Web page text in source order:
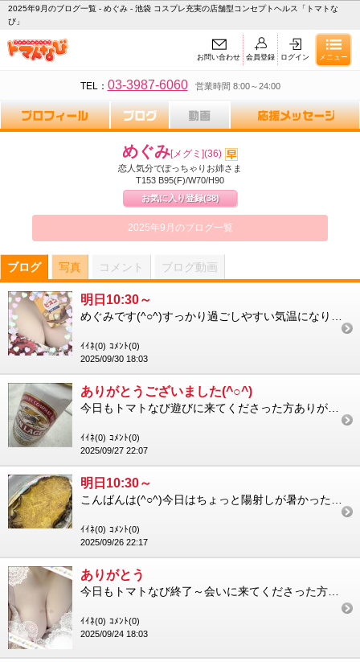
2025年9月のブログ一覧 - めぐみ - 池袋 コスプレ充実の店舗型コンセプトヘルス「トマトな
び」
お問い合わせ 会員登録 ログイン メニュー
TEL： 03-3987-6060 営業時間 8:00～24:00
めぐみ[メグミ](36)
恋人気分でぽっちゃりお姉さま
T153 B95(F)/W70/H90
お気に入り登録(38)
2025年9月のブログ一覧
ブログ 写真 コメント ブログ動画
明日10:30～
ｲｲﾈ(0) ｺﾒﾝﾄ(0)
2025/09/30 18:03
ありがとうございました(^○^)
ｲｲﾈ(0) ｺﾒﾝﾄ(0)
2025/09/27 22:07
明日10:30～
ｲｲﾈ(0) ｺﾒﾝﾄ(0)
2025/09/26 22:17
ありがとう
ｲｲﾈ(0) ｺﾒﾝﾄ(0)
2025/09/24 18:03